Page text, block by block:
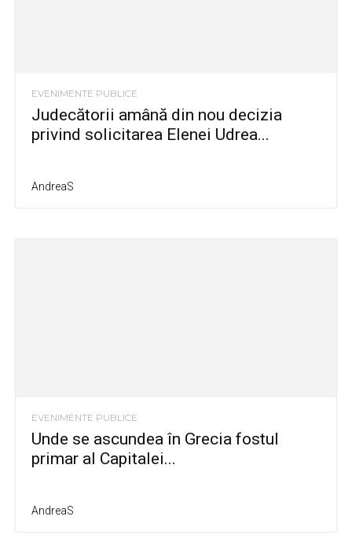
EVENIMENTE PUBLICE
Judecătorii amână din nou decizia
privind solicitarea Elenei Udrea...
AndreaS
EVENIMENTE PUBLICE
Unde se ascundea în Grecia fostul
primar al Capitalei...
AndreaS